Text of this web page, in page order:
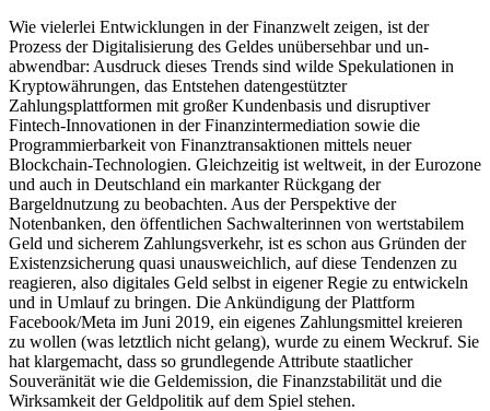
Wie vielerlei Entwicklungen in der Finanz­welt zeigen, ist der
Prozess der Digitalisierung des Geldes unübersehbar und un­
abwendbar: Ausdruck dieses Trends sind wilde Spekulationen in
Kryptowährungen, das Entstehen datengestützter
Zahlungsplattformen mit großer Kundenbasis und disruptiver
Fintech-Innovationen in der Finanzintermediation sowie die
Program­mierbarkeit von Finanztransaktionen mit­tels neuer
Blockchain-Technologien. Gleich­zeitig ist weltweit, in der Eurozone
und auch in Deutschland ein markanter Rück­gang der
Bargeldnutzung zu beobachten. Aus der Perspektive der
Notenbanken, den öffentlichen Sachwalterinnen von wertstabilem
Geld und sicherem Zahlungs­verkehr, ist es schon aus Gründen der
Existenzsicherung quasi unausweichlich, auf diese Tendenzen zu
reagieren, also digitales Geld selbst in eigener Regie zu ent­wickeln
und in Umlauf zu bringen. Die An­kündigung der Plattform
Facebook/Meta im Juni 2019, ein eigenes Zahlungsmittel kre­ieren
zu wollen (was letztlich nicht gelang), wurde zu einem Weckruf. Sie
hat klar­gemacht, dass so grundlegende Attribute staatlicher
Souveränität wie die Geldemis­sion, die Finanzstabilität und die
Wirksam­keit der Geldpolitik auf dem Spiel stehen.